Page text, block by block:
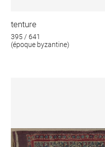
tenture
395 / 641
(époque byzantine)